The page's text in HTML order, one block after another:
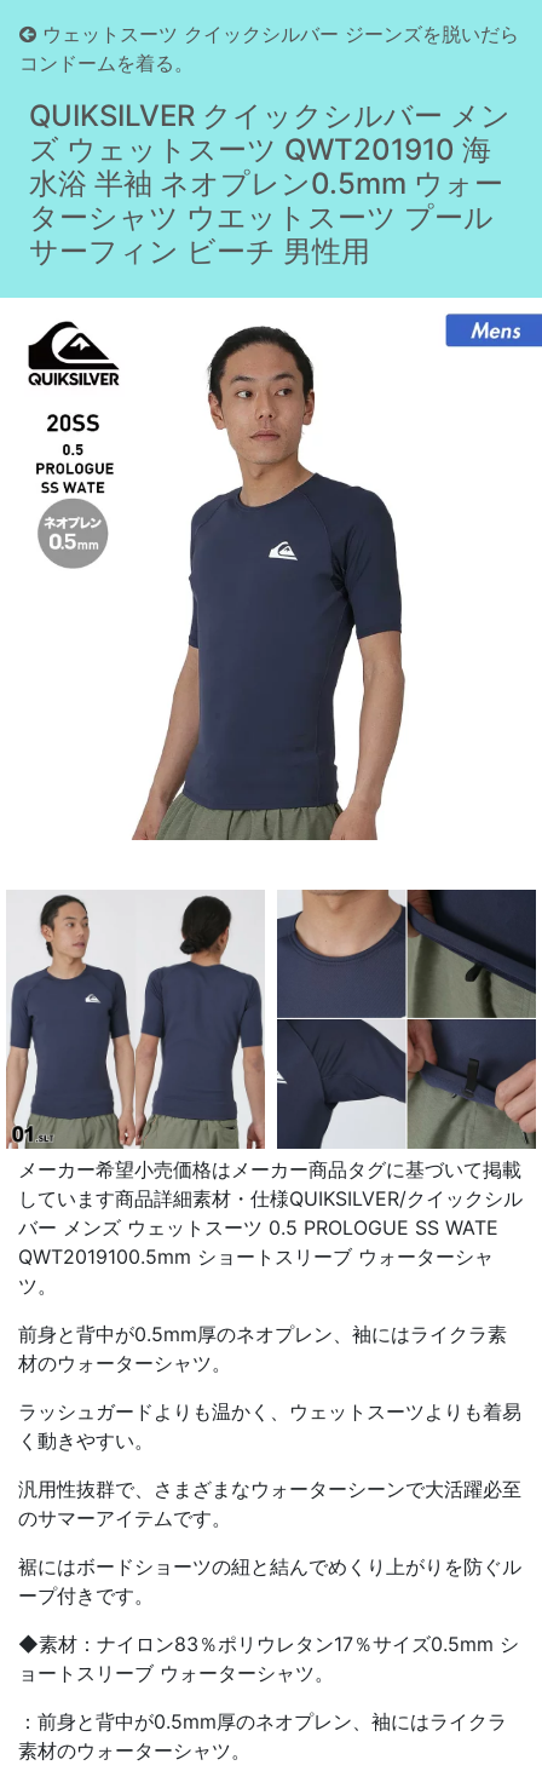
ウェットスーツ クイックシルバー ジーンズを脱いだら
コンドームを着る。
【G.W 店内全品P10倍】
QUIKSILVER クイックシルバー メン
ズ ウェットスーツ QWT201910 海
水浴 半袖 ネオプレン0.5mm ウォー
ターシャツ ウエットスーツ プール
サーフィン ビーチ 男性用
メーカー希望小売価格はメーカー商品タグに基づいて掲載
しています商品詳細素材・仕様QUIKSILVER/クイックシル
バー メンズ ウェットスーツ 0.5 PROLOGUE SS WATE
QWT2019100.5mm ショートスリーブ ウォーターシャ
ツ。
前身と背中が0.5mm厚のネオプレン、袖にはライクラ素
材のウォーターシャツ。
ラッシュガードよりも温かく、ウェットスーツよりも着易
く動きやすい。
汎用性抜群で、さまざまなウォーターシーンで大活躍必至
のサマーアイテムです。
裾にはボードショーツの紐と結んでめくり上がりを防ぐル
ープ付きです。
◆素材：ナイロン83％ポリウレタン17％サイズ0.5mm シ
ョートスリーブ ウォーターシャツ。
：前身と背中が0.5mm厚のネオプレン、袖にはライクラ
素材のウォーターシャツ。